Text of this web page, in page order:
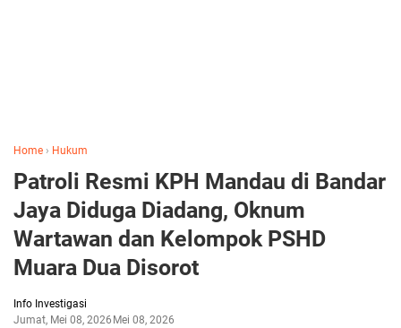
Home › Hukum
Patroli Resmi KPH Mandau di Bandar
Jaya Diduga Diadang, Oknum
Wartawan dan Kelompok PSHD
Muara Dua Disorot
Info Investigasi
Jumat, Mei 08, 2026 Mei 08, 2026